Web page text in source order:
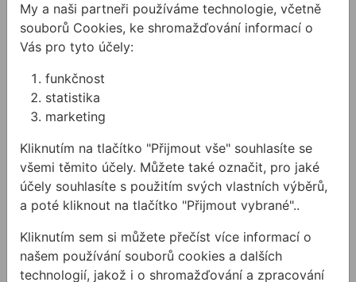
Bateriová
jednotkaSTABILA k
LA180L
Bateriový set k laseru
5191,11 Kč
2595,55 Kč /ks
2 595,55Kč s DPH
Na skladě
linie REC 220 L
1266,07 Kč
633,04 Kč /ks
633,04Kč s DPH
Na skladě
My a naši partneři používáme technologie, včetně
souborů Cookies, ke shromažďování informací o
Vás pro tyto účely:
funkčnost
statistika
marketing
Kliknutím na tlačítko "Přijmout vše" souhlasíte se
všemi těmito účely. Můžete také označit, pro jaké
účely souhlasíte s použitím svých vlastních výběrů,
a poté kliknout na tlačítko "Přijmout vybrané"..
Kliknutím sem si můžete přečíst více informací o
našem používání souborů cookies a dalších
technologií, jakož i o shromažďování a zpracování